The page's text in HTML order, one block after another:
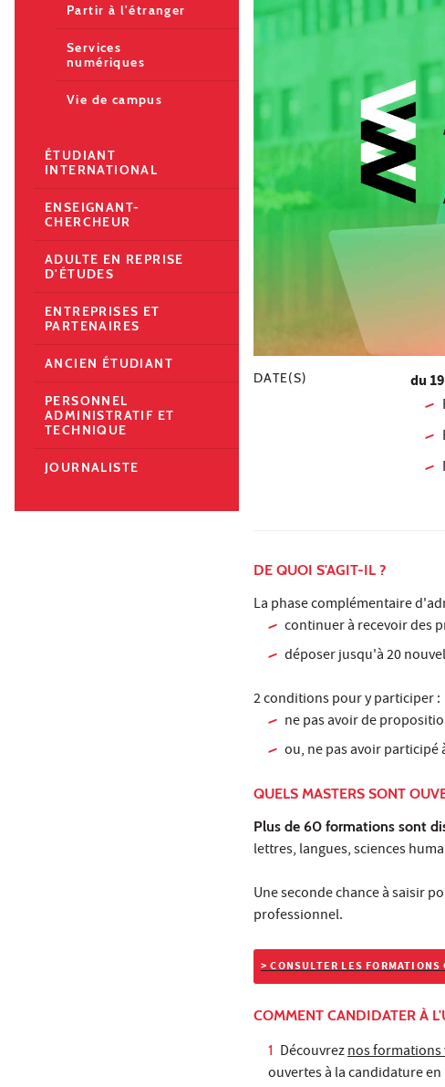
DATE(S) du
DE QUOI S'AGIT-IL ?
La phase complémentaire
continuer à recevoir des
déposer jusqu'à 20
2 conditions pour y participer :
ne pas avoir de
ou, ne pas avoir participé
QUELS MASTERS SONT
Plus de 60 formations sont
lettres, langues, sciences
Une seconde chance à saisir
professionnel.
> CONSULTER LES
COMMENT CANDIDATER À
Découvreznos formations
ouvertes à la candidature
Partir à l'étranger
Services
numériques
Vie de campus
ÉTUDIANT
INTERNATIONAL
ENSEIGNANT-
CHERCHEUR
ADULTE EN REPRISE
D'ÉTUDES
ENTREPRISES ET
PARTENAIRES
ANCIEN ÉTUDIANT
PERSONNEL
ADMINISTRATIF ET
TECHNIQUE
JOURNALISTE